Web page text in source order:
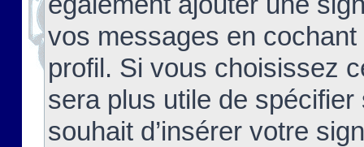
vos messages en
profil. Si vous choisissez
sera plus utile de
souhait d’insérer votre